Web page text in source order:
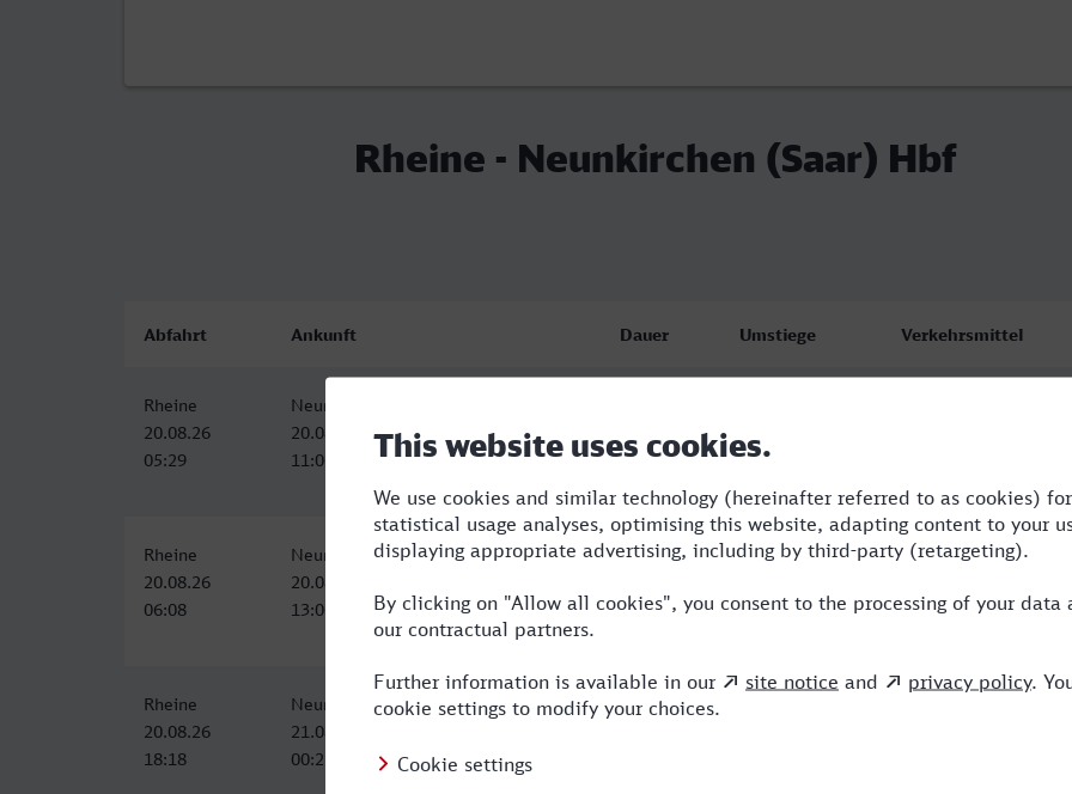
Rheine - Neunkirchen (Saar) Hbf
Abfahrt Ankunft Dauer Umstiege Verkehrsmittel
Rheine
20.08.26
05:29
Neunkirchen (Saar) Hbf
20.08.26
11:06
Rheine
20.08.26
06:08
Neunkirchen (Saar) Hbf
20.08.26
13:06
6:58 4 RE,VLX,NX,ICE
Rheine
20.08.26
18:18
Neunkirchen (Saar) Hbf
21.08.26
00:21
6:03